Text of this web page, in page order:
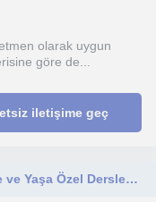
olarak uygun
göre de...
iletişime geç
Almanca Öğretmeninden Her Seviyeye ve Yaşa Özel Dersler - Akdeniz Üniversitesi Alman Dili ve Edebiyatı mezunu, Erasmus deneyimli